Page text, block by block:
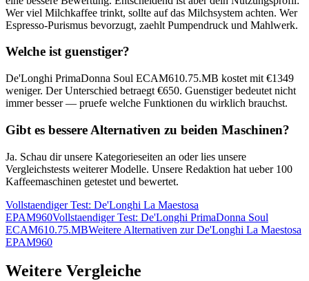
Wer viel Milchkaffee trinkt, sollte auf das Milchsystem achten. Wer
Espresso-Purismus bevorzugt, zaehlt Pumpendruck und Mahlwerk.
Welche ist guenstiger?
De'Longhi PrimaDonna Soul ECAM610.75.MB kostet mit €1349
weniger. Der Unterschied betraegt €650. Guenstiger bedeutet nicht
immer besser — pruefe welche Funktionen du wirklich brauchst.
Gibt es bessere Alternativen zu beiden Maschinen?
Ja. Schau dir unsere Kategorieseiten an oder lies unsere
Vergleichstests weiterer Modelle. Unsere Redaktion hat ueber 100
Kaffeemaschinen getestet und bewertet.
Vollstaendiger Test: De'Longhi La Maestosa
EPAM960Vollstaendiger Test: De'Longhi PrimaDonna Soul
ECAM610.75.MBWeitere Alternativen zurDe'Longhi La Maestosa
EPAM960
Weitere Vergleiche